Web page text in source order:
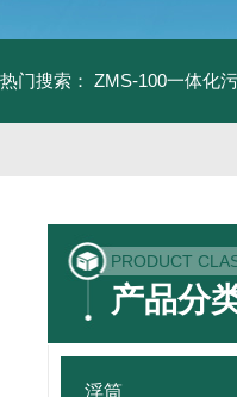
热门搜索： ZMS-100一体化
PRODUCT
产品分
浮筒